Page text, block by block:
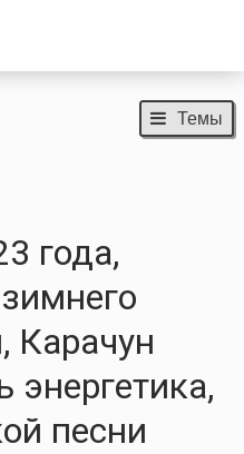
Темы
года,
Карачун
энергетика,
песни